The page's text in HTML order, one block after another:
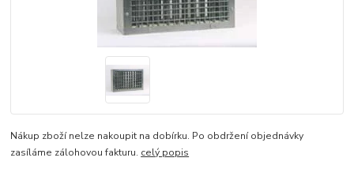
Nákup zboží nelze nakoupit na dobírku. Po obdržení objednávky
zasíláme zálohovou fakturu. celý popis